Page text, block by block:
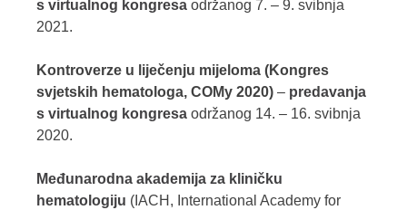
s virtualnog kongresa održanog 7. – 9. svibnja
2021.
Kontroverze u liječenju mijeloma (Kongres
svjetskih hematologa, COMy 2020) – predavanja
s virtualnog kongresa održanog 14. – 16. svibnja
2020.
Međunarodna akademija za kliničku
hematologiju (IACH, International Academy for